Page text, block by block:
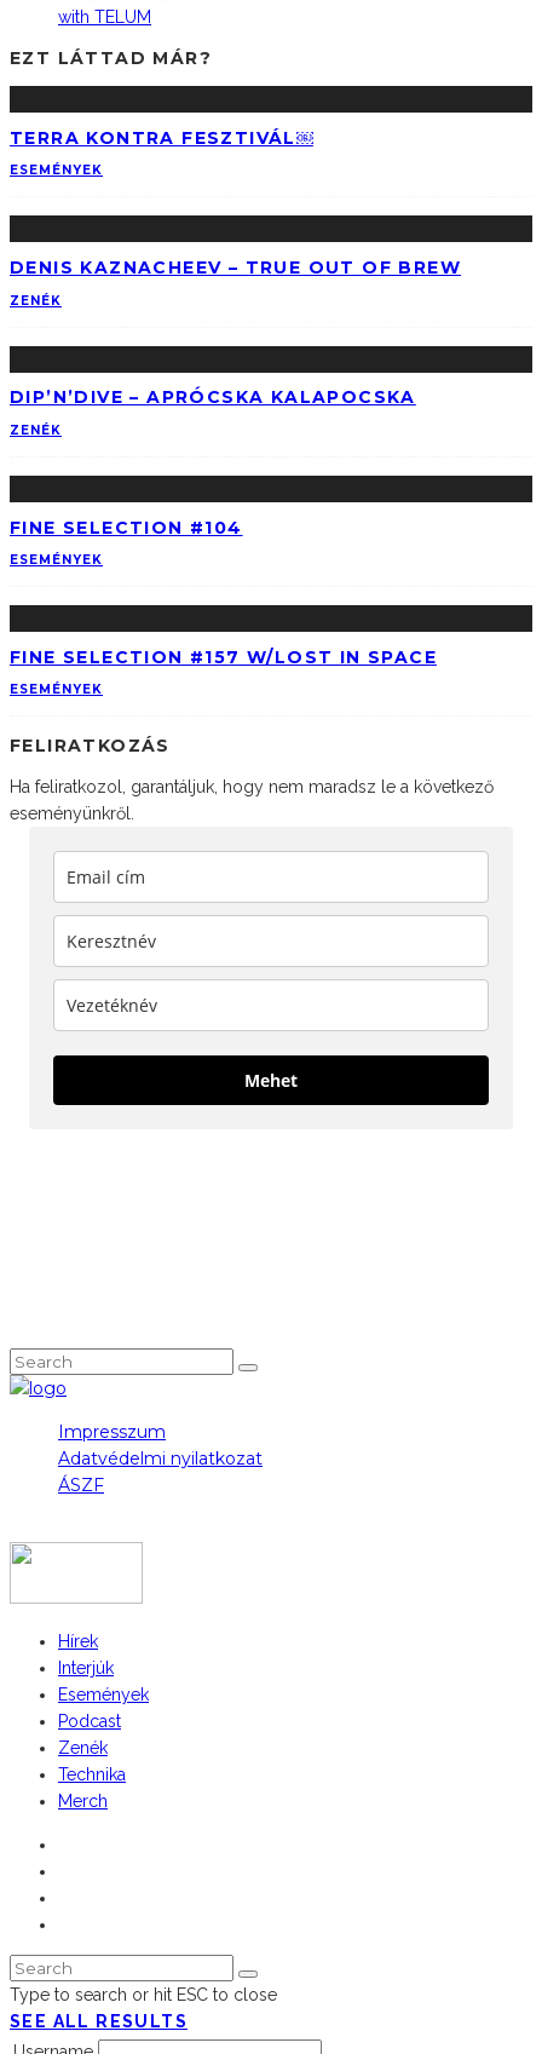
with TELUM
EZT LÁTTAD MÁR?
TERRA KONTRA FESZTIVÁL￼
ESEMÉNYEK
DENIS KAZNACHEEV – TRUE OUT OF BREW
ZENÉK
DIP’N’DIVE – APRÓCSKA KALAPOCSKA
ZENÉK
FINE SELECTION #104
ESEMÉNYEK
FINE SELECTION #157 W/LOST IN SPACE
ESEMÉNYEK
FELIRATKOZÁS
Ha feliratkozol, garantáljuk, hogy nem maradsz le a következő
eseményünkről.
Mehet
Impresszum
Adatvédelmi nyilatkozat
ÁSZF
Hírek
Interjúk
Események
Podcast
Zenék
Technika
Merch
Type to search or hit ESC to close
SEE ALL RESULTS